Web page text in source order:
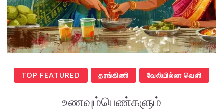
TOP FEATURED தரங்கிணி வேலியில்லா வெளி
உணவும்பெண்களும்